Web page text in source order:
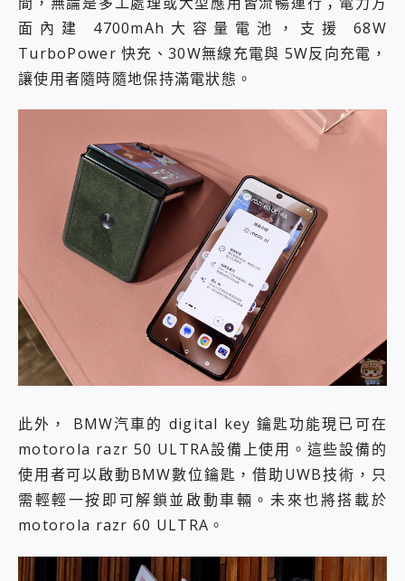
面內建 4700mAh大容量電池，支援 68W
TurboPower 快充、30W無線充電與 5W反向充電，
讓使用者隨時隨地保持滿電狀態。
此外， BMW汽車的 digital key 鑰匙功能現已可在
motorola razr 50 ULTRA設備上使用。這些設備的
使用者可以啟動BMW數位鑰匙，借助UWB技術，只
需輕輕一按即可解鎖並啟動車輛。未來也將搭載於
motorola razr 60 ULTRA。